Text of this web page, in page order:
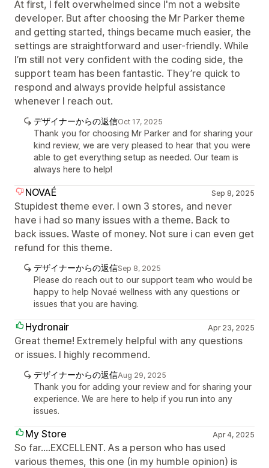
At first, I felt overwhelmed since I'm not a website
developer. But after choosing the Mr Parker theme
and getting started, things became much easier, the
settings are straightforward and user-friendly. While
I’m still not very confident with the coding side, the
support team has been fantastic. They’re quick to
respond and always provide helpful assistance
whenever I reach out.
デザイナーからの返信Oct 17, 2025
Thank you for choosing Mr Parker and for sharing your
kind review, we are very pleased to hear that you were
able to get everything setup as needed. Our team is
always here to help!
NOVAÉ Sep 8, 2025
Stupidest theme ever. I own 3 stores, and never
have i had so many issues with a theme. Back to
back issues. Waste of money. Not sure i can even get
refund for this theme.
デザイナーからの返信Sep 8, 2025
Please do reach out to our support team who would be
happy to help Novaé wellness with any questions or
issues that you are having.
Hydronair Apr 23, 2025
Great theme! Extremely helpful with any questions
or issues. I highly recommend.
デザイナーからの返信Aug 29, 2025
Thank you for adding your review and for sharing your
experience. We are here to help if you run into any
issues.
My Store Apr 4, 2025
So far....EXCELLENT. As a person who has used
various themes, this one (in my humble opinion) is